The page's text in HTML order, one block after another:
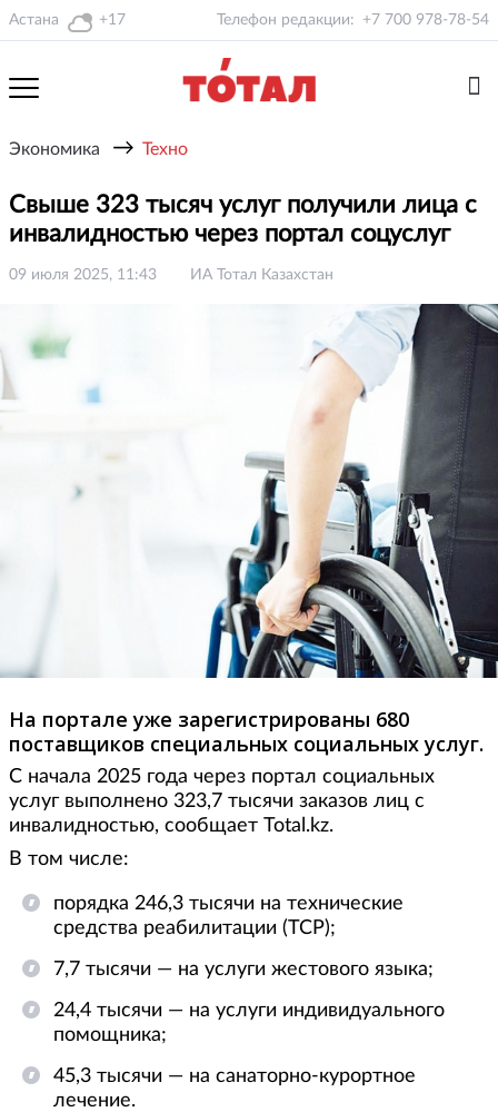
Астана +17 Телефон редакции: +7 700 978-78-54
Экономика → Техно
Свыше 323 тысяч услуг получили лица с
инвалидностью через портал соцуслуг
09 июля 2025, 11:43 ИА Тотал Казахстан
На портале уже зарегистрированы 680
поставщиков специальных социальных услуг.
С начала 2025 года через портал социальных
услуг выполнено 323,7 тысячи заказов лиц с
инвалидностью, сообщает Total.kz.
В том числе:
порядка 246,3 тысячи на технические
средства реабилитации (ТСР);
7,7 тысячи — на услуги жестового языка;
24,4 тысячи — на услуги индивидуального
помощника;
45,3 тысячи — на санаторно-курортное
лечение.